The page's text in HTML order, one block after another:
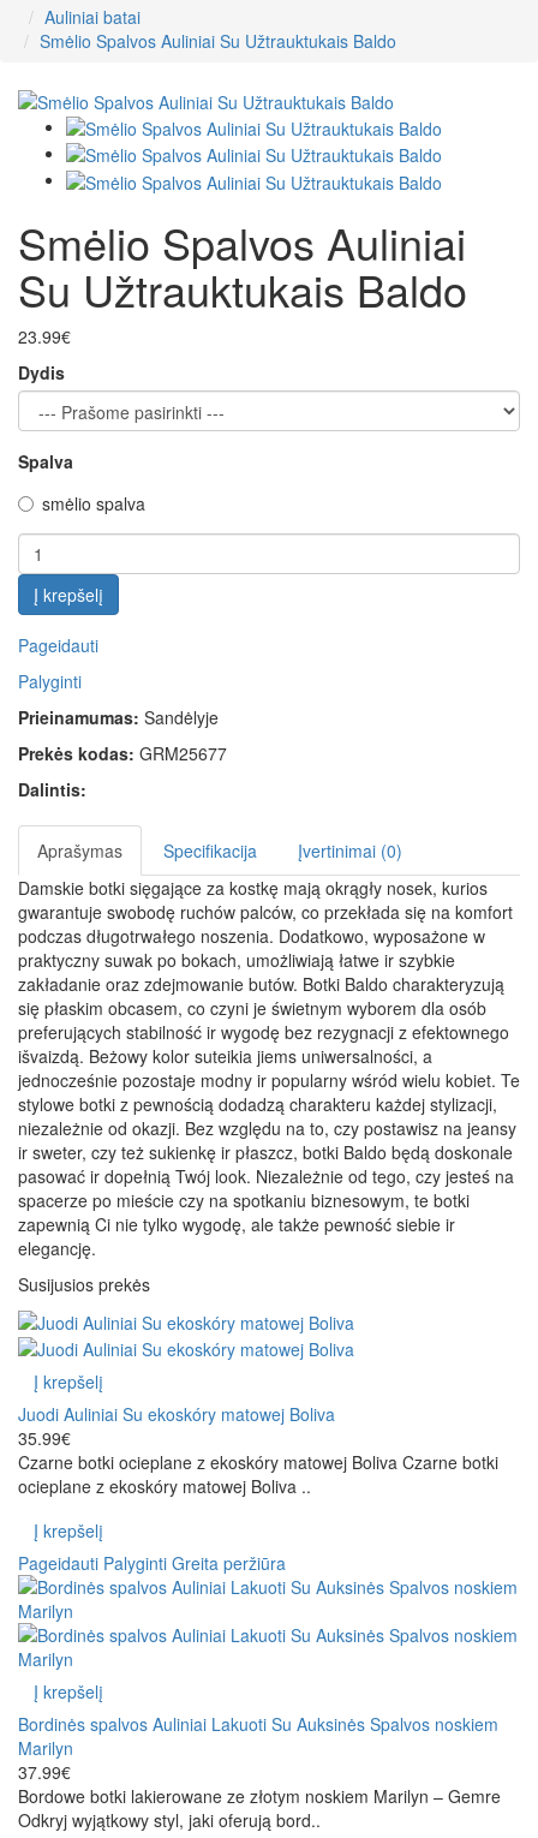
Auliniai batai
Smėlio Spalvos Auliniai Su Užtrauktukais Baldo
Smėlio Spalvos Auliniai
Su Užtrauktukais Baldo
23.99€
Dydis
Spalva
smėlio spalva
Į krepšelį
Pageidauti
Palyginti
Prieinamumas: Sandėlyje
Prekės kodas: GRM25677
Dalintis:
Aprašymas Specifikacija
Įvertinimai (0)
Damskie botki sięgające za kostkę mają okrągły nosek, kurios
gwarantuje swobodę ruchów palców, co przekłada się na komfort
podczas długotrwałego noszenia. Dodatkowo, wyposażone w
praktyczny suwak po bokach, umożliwiają łatwe ir szybkie
zakładanie oraz zdejmowanie butów. Botki Baldo charakteryzują
się płaskim obcasem, co czyni je świetnym wyborem dla osób
preferujących stabilność ir wygodę bez rezygnacji z efektownego
išvaizdą. Beżowy kolor suteikia jiems uniwersalności, a
jednocześnie pozostaje modny ir popularny wśród wielu kobiet. Te
stylowe botki z pewnością dodadzą charakteru każdej stylizacji,
niezależnie od okazji. Bez względu na to, czy postawisz na jeansy
ir sweter, czy też sukienkę ir płaszcz, botki Baldo będą doskonale
pasować ir dopełnią Twój look. Niezależnie od tego, czy jesteś na
spacerze po mieście czy na spotkaniu biznesowym, te botki
zapewnią Ci nie tylko wygodę, ale także pewność siebie ir
elegancję.
Susijusios prekės
Į krepšelį
Juodi Auliniai Su ekoskóry matowej Boliva
35.99€
Czarne botki ocieplane z ekoskóry matowej Boliva Czarne botki
ocieplane z ekoskóry matowej Boliva ..
Į krepšelį
Pageidauti Palyginti Greita peržiūra
Į krepšelį
Bordinės spalvos Auliniai Lakuoti Su Auksinės Spalvos noskiem
Marilyn
37.99€
Bordowe botki lakierowane ze złotym noskiem Marilyn – Gemre
Odkryj wyjątkowy styl, jaki oferują bord..